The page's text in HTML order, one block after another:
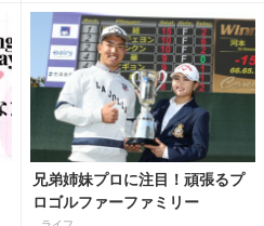
兄弟姉妹プロに注目！頑張るプ
ロゴルファーファミリー